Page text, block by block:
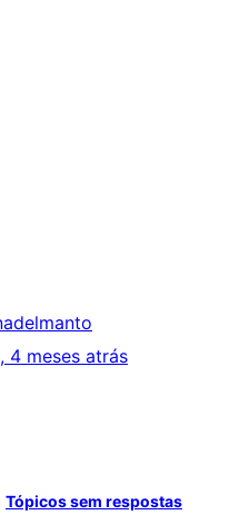
4 meses atrás
Tópicos sem respostas